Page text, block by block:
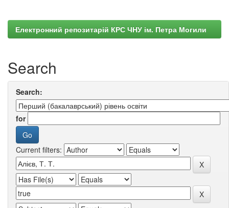
Електронний репозитарій КРС ЧНУ ім. Петра Могили
Search
Search:
for
Current filters: